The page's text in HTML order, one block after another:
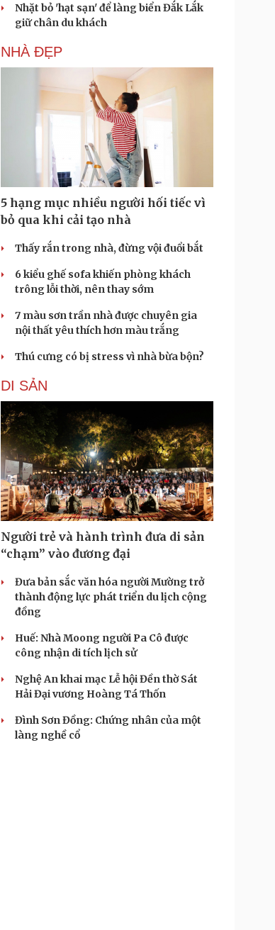
Nhặt bỏ 'hạt sạn' để làng biển Đắk Lắk
giữ chân du khách
NHÀ ĐẸP
5 hạng mục nhiều người hối tiếc vì
bỏ qua khi cải tạo nhà
Thấy rắn trong nhà, đừng vội đuổi bắt
6 kiểu ghế sofa khiến phòng khách
trông lỗi thời, nên thay sớm
7 màu sơn trần nhà được chuyên gia
nội thất yêu thích hơn màu trắng
Thú cưng có bị stress vì nhà bừa bộn?
DI SẢN
Người trẻ và hành trình đưa di sản
“chạm” vào đương đại
Đưa bản sắc văn hóa người Mường trở
thành động lực phát triển du lịch cộng
đồng
Huế: Nhà Moong người Pa Cô được
công nhận di tích lịch sử
Nghệ An khai mạc Lễ hội Đền thờ Sát
Hải Đại vương Hoàng Tá Thốn
Đình Sơn Đồng: Chứng nhân của một
làng nghề cổ